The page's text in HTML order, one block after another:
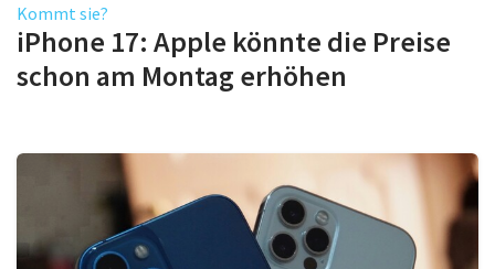
Kommt sie?
iPhone 17: Apple könnte die Preise
schon am Montag erhöhen